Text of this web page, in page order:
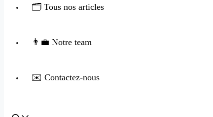
🗂️ Tous nos articles
👨‍💼 Notre team
✉️ Contactez-nous